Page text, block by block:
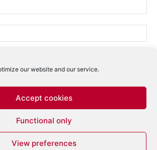
our website and our service.
Accept cookies
Functional only
View preferences
email când sunt publicate articole noi.
Akismet pentru a reduce
cum sunt procesate datele
tale